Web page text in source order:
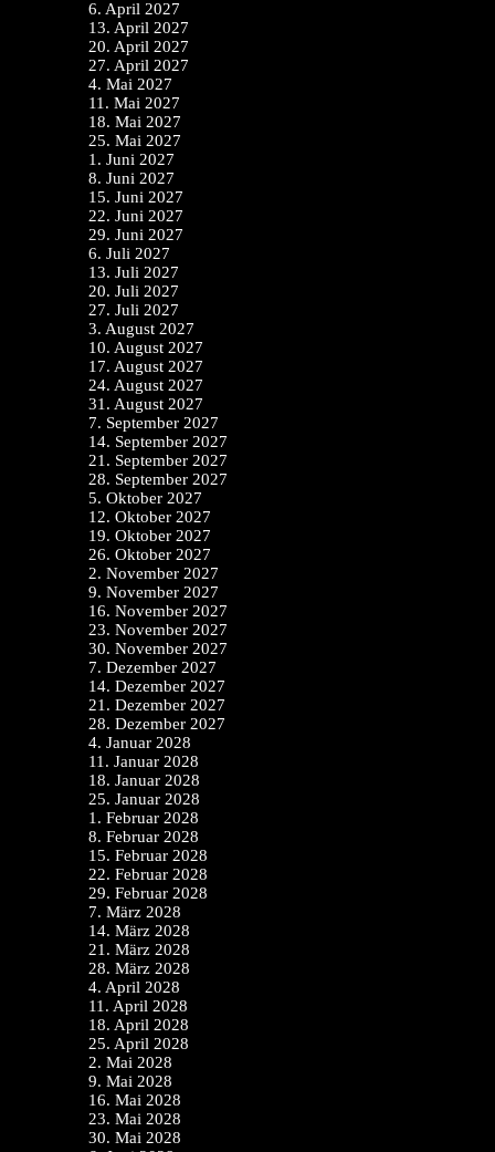
6. April 2027
13. April 2027
20. April 2027
27. April 2027
4. Mai 2027
11. Mai 2027
18. Mai 2027
25. Mai 2027
1. Juni 2027
8. Juni 2027
15. Juni 2027
22. Juni 2027
29. Juni 2027
6. Juli 2027
13. Juli 2027
20. Juli 2027
27. Juli 2027
3. August 2027
10. August 2027
17. August 2027
24. August 2027
31. August 2027
7. September 2027
14. September 2027
21. September 2027
28. September 2027
5. Oktober 2027
12. Oktober 2027
19. Oktober 2027
26. Oktober 2027
2. November 2027
9. November 2027
16. November 2027
23. November 2027
30. November 2027
7. Dezember 2027
14. Dezember 2027
21. Dezember 2027
28. Dezember 2027
4. Januar 2028
11. Januar 2028
18. Januar 2028
25. Januar 2028
1. Februar 2028
8. Februar 2028
15. Februar 2028
22. Februar 2028
29. Februar 2028
7. März 2028
14. März 2028
21. März 2028
28. März 2028
4. April 2028
11. April 2028
18. April 2028
25. April 2028
2. Mai 2028
9. Mai 2028
16. Mai 2028
23. Mai 2028
30. Mai 2028